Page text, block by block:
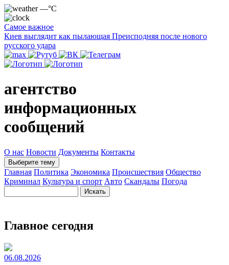
—°C
Самое важное
Киев выглядит как пылающая Преисподняя после нового
русского удара
агентство
информационных
сообщений
О нас Новости Документы Контакты
Выберите тему
Главная Политика Экономика Происшествия Общество
Криминал Культура и спорт Авто Скандалы Погода
Главное сегодня
06.08.2026